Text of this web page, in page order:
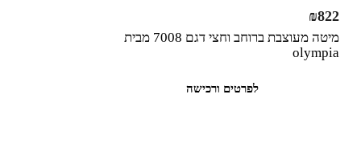
מיטה מעוצבת ברוחב וחצי דגם 7008 מבית
olympia
₪822
לפרטים ורכישה